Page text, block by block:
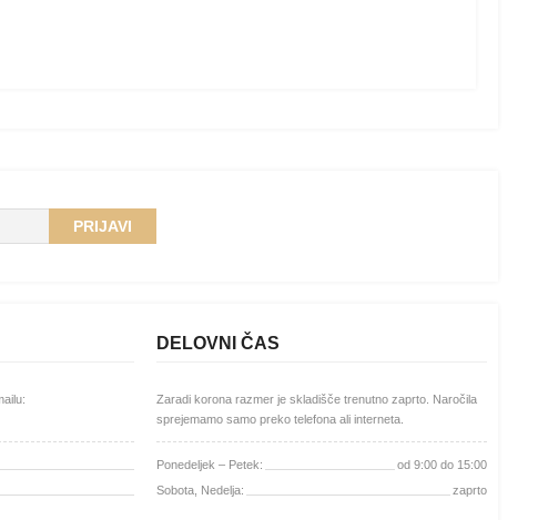
PRIJAVI
ali mailu:
DELOVNI ČAS
Zaradi korona razmer je skladišče trenutno zaprto. Naročila
sprejemamo samo preko telefona ali interneta.
Ponedeljek – Petek:
od 9:00 do 15:00
Sobota, Nedelja:
zaprto